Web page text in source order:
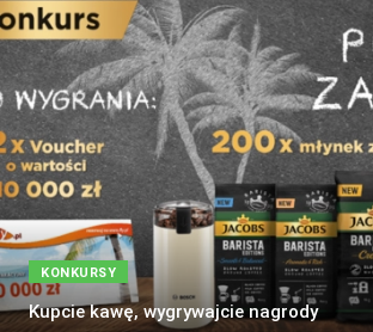
KONKURSY
Kupcie kawę, wygrywajcie nagrody